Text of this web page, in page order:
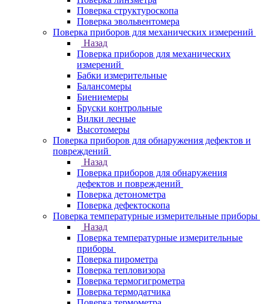
Поверка структуроскопа
Поверка эвольвентомера
Поверка приборов для механических измерений
Назад
Поверка приборов для механических
измерений
Бабки измерительные
Балансомеры
Биениемеры
Бруски контрольные
Вилки лесные
Высотомеры
Поверка приборов для обнаружения дефектов и
повреждений
Назад
Поверка приборов для обнаружения
дефектов и повреждений
Поверка детонометра
Поверка дефектоскопа
Поверка температурные измерительные приборы
Назад
Поверка температурные измерительные
приборы
Поверка пирометра
Поверка тепловизора
Поверка термогигрометра
Поверка термодатчика